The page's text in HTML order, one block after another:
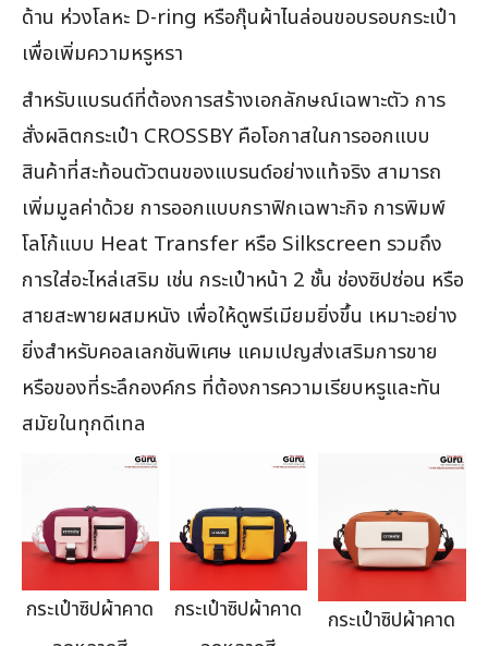
ด้าน ห่วงโลหะ D-ring หรือกุ๊นผ้าไนล่อนขอบรอบกระเป๋า
เพื่อเพิ่มความหรูหรา
สำหรับแบรนด์ที่ต้องการสร้างเอกลักษณ์เฉพาะตัว การ
สั่งผลิตกระเป๋า CROSSBY คือโอกาสในการออกแบบ
สินค้าที่สะท้อนตัวตนของแบรนด์อย่างแท้จริง สามารถ
เพิ่มมูลค่าด้วย การออกแบบกราฟิกเฉพาะกิจ การพิมพ์
โลโก้แบบ Heat Transfer หรือ Silkscreen รวมถึง
การใส่อะไหล่เสริม เช่น กระเป๋าหน้า 2 ชั้น ช่องซิปซ่อน หรือ
สายสะพายผสมหนัง เพื่อให้ดูพรีเมียมยิ่งขึ้น เหมาะอย่าง
ยิ่งสำหรับคอลเลกชันพิเศษ แคมเปญส่งเสริมการขาย
หรือของที่ระลึกองค์กร ที่ต้องการความเรียบหรูและทัน
สมัยในทุกดีเทล
กระเป๋าซิปผ้าคาด
กระเป๋าซิปผ้าคาด
กระเป๋าซิปผ้าคาด